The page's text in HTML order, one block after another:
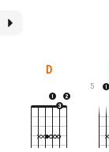
D
5